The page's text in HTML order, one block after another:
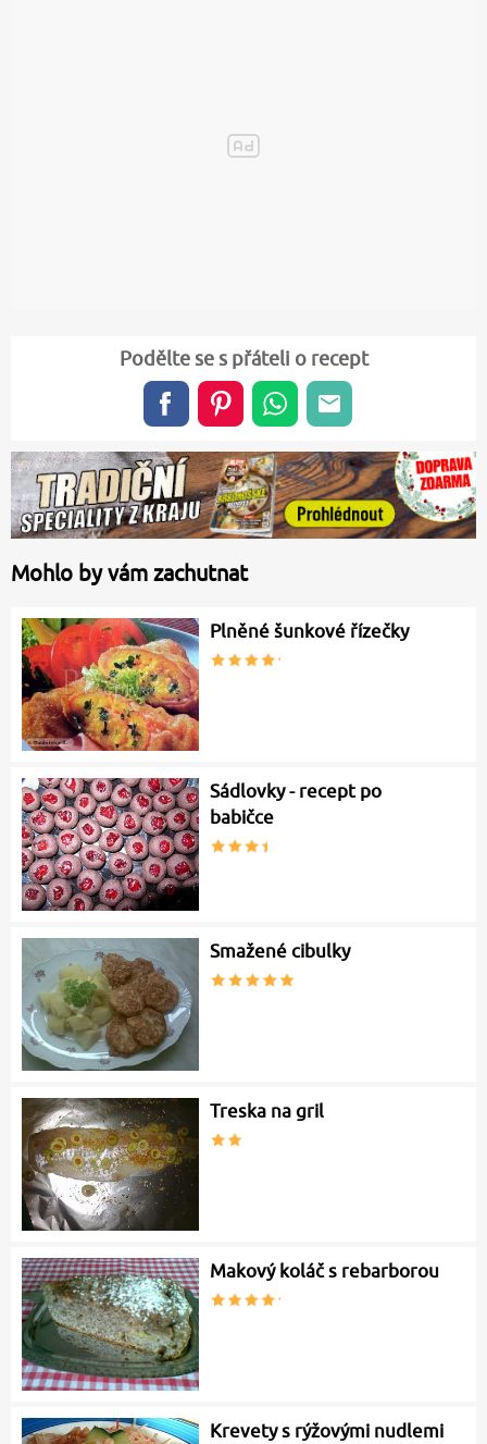
Podělte se s přáteli o recept
Mohlo by vám zachutnat
Plněné šunkové řízečky
Sádlovky - recept po
babičce
Smažené cibulky
Treska na gril
Makový koláč s rebarborou
Krevety s rýžovými nudlemi